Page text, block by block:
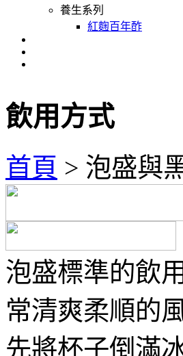
養生系列
紅麴百年酢
飲用方式
首頁 > 泡盛與
泡盛標準的飲
常清爽柔順的
先將杯子倒滿